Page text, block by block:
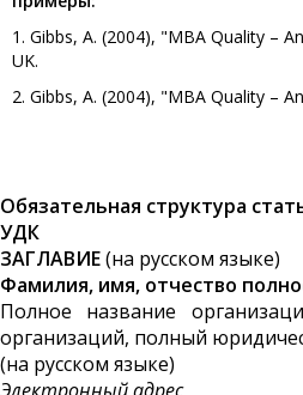
1. Gibbs, A. (2004), "MBA Quality –
UK.
2. Gibbs, A. (2004), "MBA Quality –
Обязательная структура
УДК
ЗАГЛАВИЕ(на русском языке)
Фамилия, имя, отчество
Полное название
организаций, полный
(на русском языке)